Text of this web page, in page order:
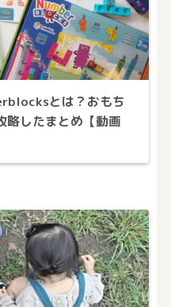
とは？おもち
したまとめ【動画